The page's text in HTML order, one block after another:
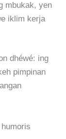
mbukak, yen
iklim kerja
dhéwé: ing
pimpinan